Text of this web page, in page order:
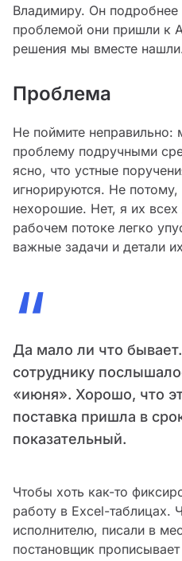
Владимиру. Он подробнее
проблемой они пришли к
решения мы вместе
Проблема
Не поймите неправильно:
проблему подручными
ясно, что устные
игнорируются. Не потому,
нехорошие. Нет, я их
рабочем потоке легко
важные задачи и детали
“
Да мало ли что
сотруднику
«июня». Хорошо, что
поставка пришла в
показательный.
Чтобы хоть как-то
работу в Excel-таблицах.
исполнителю, писали в
постановщик